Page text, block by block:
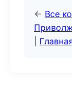
← Все